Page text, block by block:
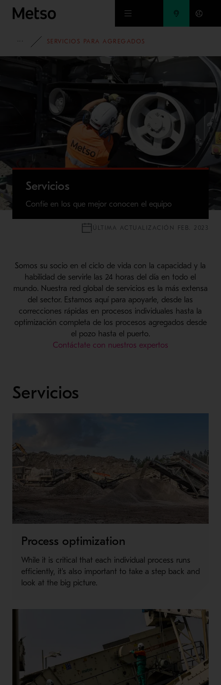
Ir al contenido principal
AGREGADOS
SERVICIOS PARA AGREGADOS
Servicios
Confíe en los que mejor conocen el equipo
ÚLTIMA ACTUALIZACIÓN FEB. 2023
Somos su socio en el ciclo de vida con la capacidad y la
habilidad de servirle las 24 horas del día en todo el
mundo. Nuestra red global de servicios es la más extensa
del sector. Estamos aquí para apoyarle, desde las
correcciones rápidas en procesos individuales hasta la
optimización completa de los procesos agregados desde
el pozo hasta el puerto.
Contáctate con nuestros expertos
Servicios
Process optimization
While it is critical that each individual process runs
efficiently, it's also important to take a step back and
look at the big picture.